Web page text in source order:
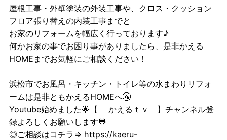
屋根工事・外壁塗装の外装工事や、クロス・クッション
フロア張り替えの内装工事までと
お家のリフォームを幅広く行っております♪
何かお家の事でお困り事がありましたら、是非かえる
HOMEまでお気軽にご相談ください！
浜松市でお風呂・キッチン・トイレ等の水まわりリフォ
ームは是非ともかえるHOMEへ🚰
Youtube始めました🌟【
かえるｔｖ
】チャンネル登
録よろしくお願いします🐸
◎ご相談はコチラ⇒ https://kaeru-